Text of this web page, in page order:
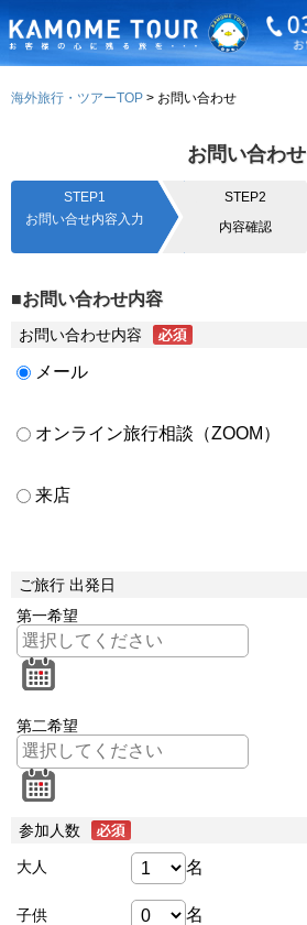
海外旅行・ツアーTOP お問い合わせ
お問い合わせ
STEP1
お問い合せ内容入力
STEP2
内容確認
■お問い合わせ内容
お問い合わせ内容
メール
オンライン旅行相談（ZOOM）
来店
ご旅行 出発日
第一希望
第二希望
参加人数
大人 名
子供 名